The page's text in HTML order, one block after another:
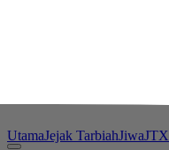
UtamaJejak TarbiahJiwaJTX